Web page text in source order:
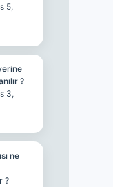
5,
?
3,
ne
?